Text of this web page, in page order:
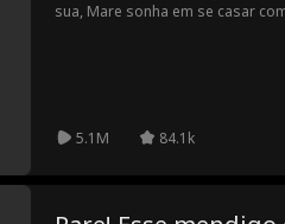
sua, Mare sonha em se casar
imponente mansão da família.
descoberta horrível destrói o
não está caminhando para um
5.1M 84.1k